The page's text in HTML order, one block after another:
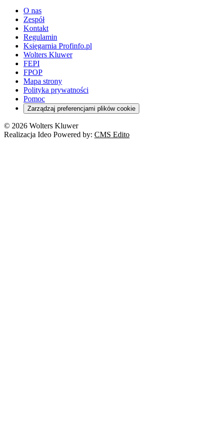
O nas
Zespół
Kontakt
Regulamin
Księgarnia Profinfo.pl
Wolters Kluwer
FEPI
FPOP
Mapa strony
Polityka prywatności
Pomoc
Zarządzaj preferencjami plików cookie
© 2026 Wolters Kluwer
Realizacja Ideo Powered by: CMS Edito